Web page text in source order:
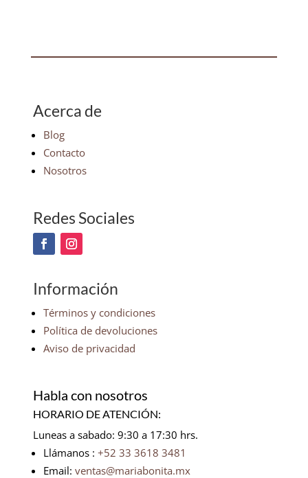
Acerca de
Blog
Contacto
Nosotros
Redes Sociales
Información
Términos y condiciones
Política de devoluciones
Aviso de privacidad
Habla con nosotros
HORARIO DE ATENCIÓN:
Luneas a sabado: 9:30 a 17:30 hrs.
Llámanos : +52 33 3618 3481
Email: ventas@mariabonita.mx